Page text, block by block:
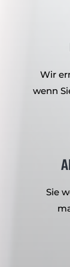
Wir
wenn
Sie